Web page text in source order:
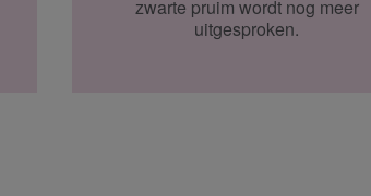
zwarte pruim wordt nog meer
uitgesproken.